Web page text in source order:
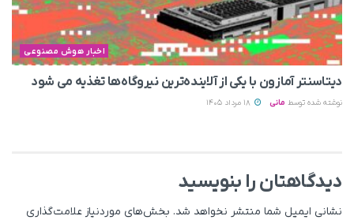
اخبار هوش مصنوعی
دیتاسنتر آمازون با یکی از آلاینده‌ترین نیروگاه‌ها تغذیه می‌ شود
نوشته شده توسط مانی
دیدگاهتان را بنویسید
نشانی ایمیل شما منتشر نخواهد شد. بخش‌های موردنیاز علامت‌گذاری